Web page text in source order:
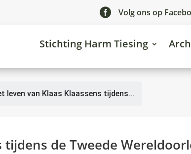
 Volg ons op
Stichting Harm Tiesing
leven van Klaas Klaassens tijdens...
tijdens de Tweede